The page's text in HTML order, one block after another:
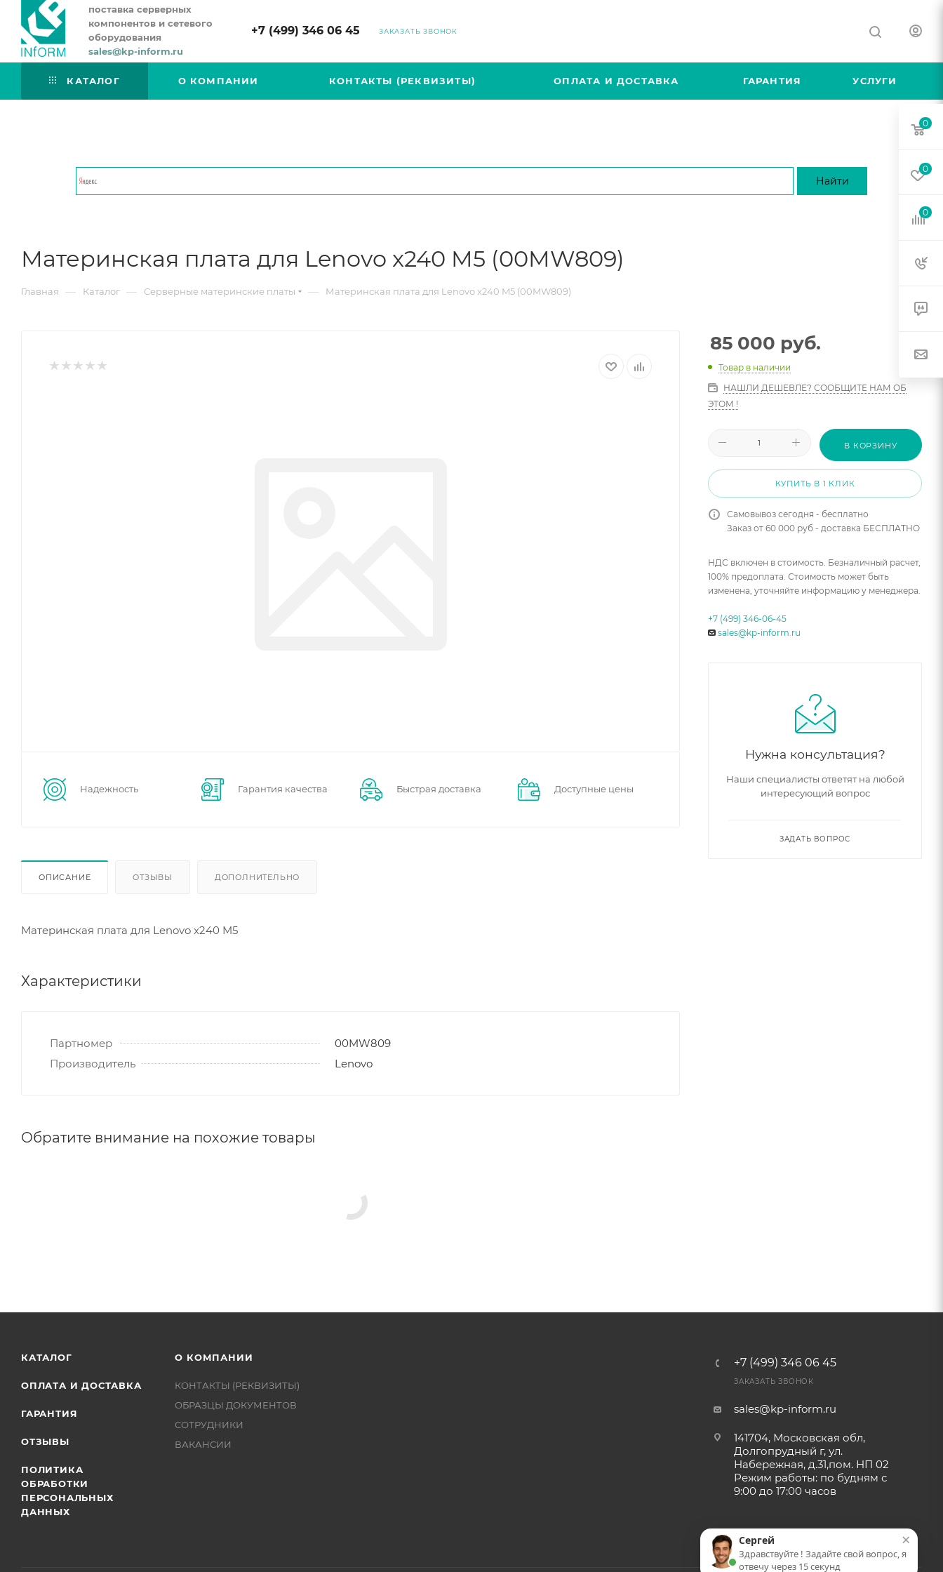
поставка серверных
компонентов и сетевого
оборудования
sales@kp-inform.ru
+7 (499) 346 06 45 ЗАКАЗАТЬ ЗВОНОК
КАТАЛОГ О КОМПАНИИ КОНТАКТЫ (РЕКВИЗИТЫ) ОПЛАТА И ДОСТАВКА ГАРАНТИЯ УСЛУГИ
Материнская плата для Lenovo x240 M5 (00MW809)
Главная — Каталог — Серверные материнские платы — Материнская плата для Lenovo x240 M5 (00MW809)
Надежность Гарантия качества Быстрая доставка Доступные цены
ОПИСАНИЕ ОТЗЫВЫ ДОПОЛНИТЕЛЬНО
Материнская плата для Lenovo x240 M5
Характеристики
Партномер
00MW809
Производитель
Lenovo
Обратите внимание на похожие товары
85 000 руб.
Товар в наличии
НАШЛИ ДЕШЕВЛЕ? СООБЩИТЕ НАМ ОБ
ЭТОМ !
В КОРЗИНУ
КУПИТЬ В 1 КЛИК
Самовывоз сегодня - бесплатно
Заказ от 60 000 руб - доставка БЕСПЛАТНО
НДС включен в стоимость. Безналичный расчет,
100% предоплата. Стоимость может быть
изменена, уточняйте информацию у менеджера.
+7 (499) 346-06-45
sales@kp-inform.ru
Нужна консультация?
Наши специалисты ответят на любой
интересующий вопрос
ЗАДАТЬ ВОПРОС
КАТАЛОГ
ОПЛАТА И ДОСТАВКА
ГАРАНТИЯ
ОТЗЫВЫ
ПОЛИТИКА
ОБРАБОТКИ
ПЕРСОНАЛЬНЫХ
ДАННЫХ
О КОМПАНИИ
КОНТАКТЫ (РЕКВИЗИТЫ)
ОБРАЗЦЫ ДОКУМЕНТОВ
СОТРУДНИКИ
ВАКАНСИИ
+7 (499) 346 06 45
ЗАКАЗАТЬ ЗВОНОК
sales@kp-inform.ru
141704, Московская обл,
Долгопрудный г, ул.
Набережная, д.31,пом. НП 02
Режим работы: по будням с
9:00 до 17:00 часов
0
0
0
×
Сергей
Здравствуйте ! Задайте свой вопрос, я
отвечу через 15 секунд